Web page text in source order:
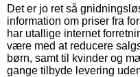
Det er jo ret så
information om priser fra
har utallige internet
være med at reducere
børn, samt til kvinder og
gange tilbyde levering